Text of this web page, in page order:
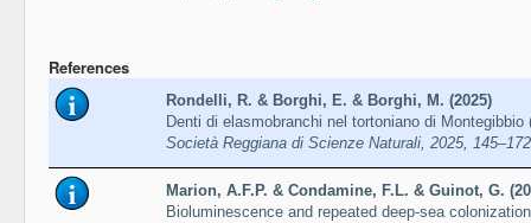
References
Rondelli, R. & Borghi, E. & Borghi, M. (2025)
Denti di elasmobranchi nel tortoniano di
Società Reggiana di Scienze Naturali, 2025, 145–172
Marion, A.F.P. & Condamine, F.L. & Guinot, G.
Bioluminescence and repeated deep-sea